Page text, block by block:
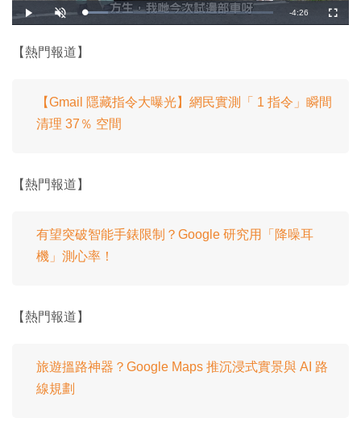
播
放
開
啟
載
入
%
剩
-4:26
全
螢
【熱門報道】
【Gmail 隱藏指令大曝光】網民實測「 1 指令」瞬間
清理 37％ 空間
【熱門報道】
有望突破智能手錶限制？Google 研究用「降噪耳
機」測心率！
【熱門報道】
旅遊搵路神器？Google Maps 推沉浸式實景與 AI 路
線規劃